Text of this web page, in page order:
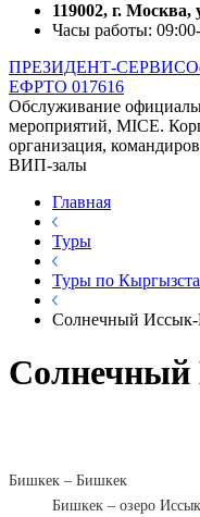
119002, г. Москва,
Часы работы:
ПРЕЗИДЕНТ-СЕРВИС
ЕФРТО 017616
Обслуживание
мероприятий, MICE.
организация,
ВИП-залы
Главная
Туры
Туры по
Солнечный Иссык-
Солнечный
Бишкек – Бишкек
Бишкек – озеро